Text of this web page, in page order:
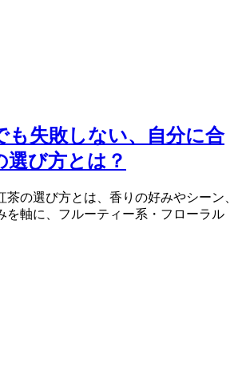
も失敗しない、自分に合
選び方とは？
茶の選び方とは、香りの好みやシーン、
を軸に、フルーティー系・フローラル